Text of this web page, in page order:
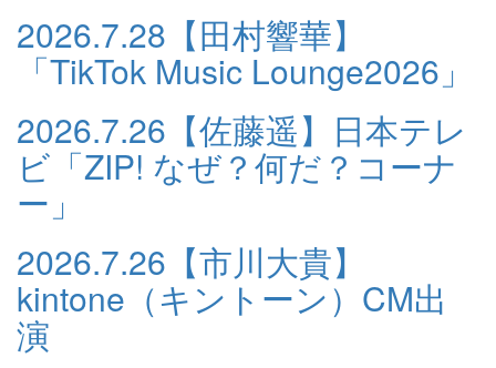
2026.7.28 【田村響華】
「TikTok Music Lounge2026」
2026.7.26 【佐藤遥】日本テレ
ビ「ZIP! なぜ？何だ？コーナ
ー」
2026.7.26 【市川大貴】
kintone（キントーン）CM出
演